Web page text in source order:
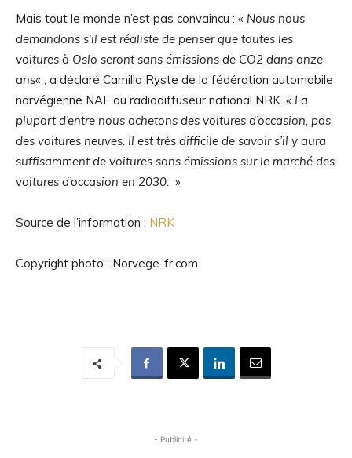
Mais tout le monde n’est pas convaincu : « Nous nous
demandons s’il est réaliste de penser que toutes les
voitures à Oslo seront sans émissions de CO2 dans onze
ans« , a déclaré Camilla Ryste de la fédération automobile
norvégienne NAF au radiodiffuseur national NRK. « La
plupart d’entre nous achetons des voitures d’occasion, pas
des voitures neuves. Il est très difficile de savoir s’il y aura
suffisamment de voitures sans émissions sur le marché des
voitures d’occasion en 2030. »
Source de l’information : NRK
Copyright photo : Norvege-fr.com
- Publicité -